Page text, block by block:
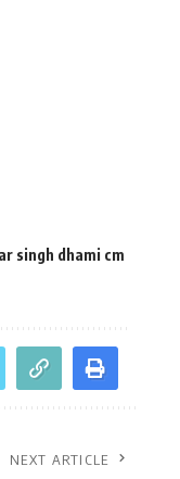
singh dhami cm
NEXT ARTICLE